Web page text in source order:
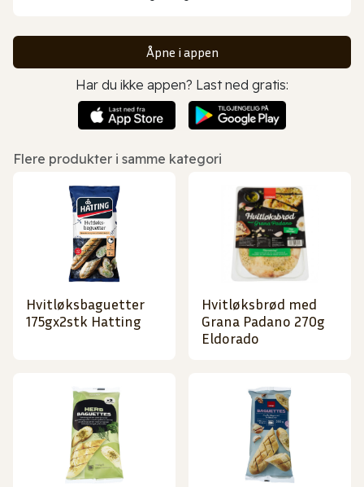
Åpne i appen
Har du ikke appen? Last ned gratis:
Flere produkter i samme kategori
Hvitløksbaguetter
175gx2stk Hatting
Hvitløksbrød med
Grana Padano 270g
Eldorado